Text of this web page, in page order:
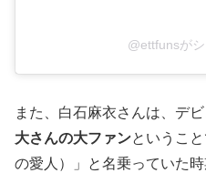
@ettfunsが
また、白石麻衣さんは、デ
大さんの大ファンというこ
の愛人）」と名乗っていた時